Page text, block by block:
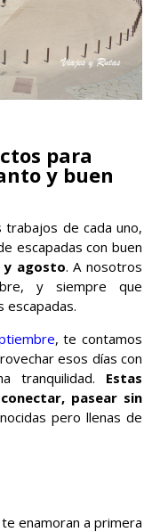
para
y buen
trabajos de cada uno,
escapadas con buen
y agosto. A nosotros
y siempre que
escapadas.
, te contamos
esos días con
tranquilidad. Estas
pasear sin
pero llenas de
enamoran a primera